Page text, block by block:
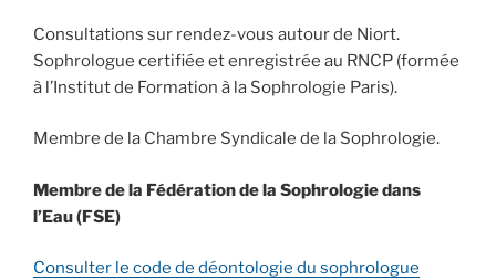
Consultations sur rendez-vous autour de Niort.
Sophrologue certifiée et enregistrée au RNCP (formée
à l’Institut de Formation à la Sophrologie Paris).
Membre de la Chambre Syndicale de la Sophrologie.
Membre de la Fédération de la Sophrologie dans
l’Eau (FSE)
Consulter le code de déontologie du sophrologue